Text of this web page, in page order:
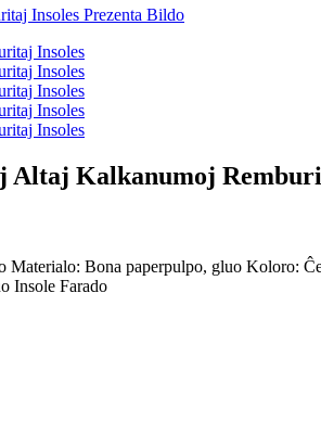
Altaj Kalkanumoj
Bona paperpulpo, gluo Koloro:
Insole Farado